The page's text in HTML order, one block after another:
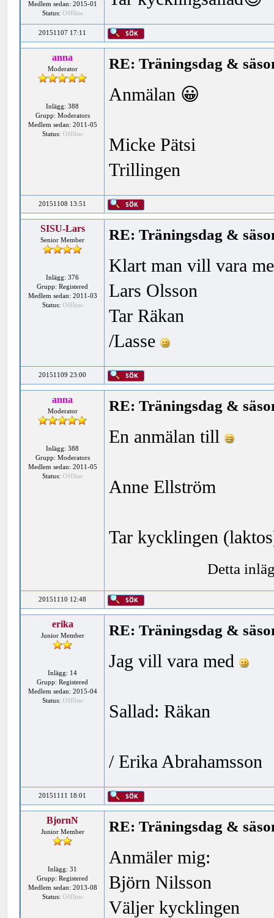
Medlem sedan: 2015-01
Status: Offline
20151107 17:11
anna
Moderator
Inlägg: 388
Grupp: Moderators
Medlem sedan: 2011-05
Status: Offline
RE: Träningsdag &
Anmälan 😀
Micke Pätsi
Trillingen
20151108 13:51
SISU-Lars
Senior Member
Inlägg: 376
Grupp: Registered
Medlem sedan: 2011-03
Status: Offline
RE: Träningsdag &
Klart man vill vara
Lars Olsson
Tar Räkan
/Lasse
20151109 23:00
anna
Moderator
Inlägg: 388
Grupp: Moderators
Medlem sedan: 2011-05
Status: Offline
RE: Träningsdag &
En anmälan till
Anne Ellström
Tar kycklingen
Detta
20151110 12:48
erika
Junior Member
Inlägg: 14
Grupp: Registered
Medlem sedan: 2015-04
Status: Offline
RE: Träningsdag &
Jag vill vara med
Sallad: Räkan
/ Erika Abrahamsson
20151111 18:01
BjornN
Junior Member
Inlägg: 31
Grupp: Registered
Medlem sedan: 2013-08
Status: Offline
RE: Träningsdag &
Anmäler mig:
Björn Nilsson
Väljer kycklingen